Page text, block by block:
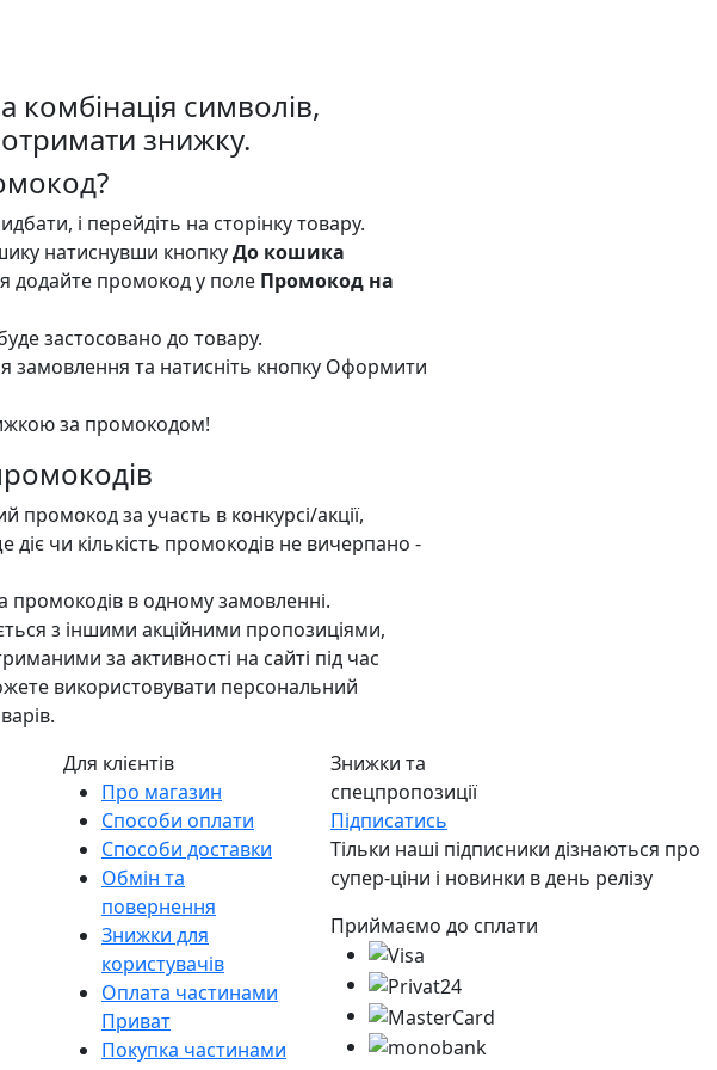
комбінація символів,
знижку.
і перейдіть на сторінку товару.
натиснувши кнопкуДо кошика
додайте промокод у поле Промокод на
застосовано до товару.
замовлення та натисніть кнопку Оформити
за промокодом!
за участь в конкурсі/акції,
чи кількість промокодів не вичерпано -
промокодів в одному замовленні.
з іншими акційними пропозиціями,
за активності на сайті під час
використовувати персональний
Для клієнтів
Про магазин
Способи оплати
Способи доставки
Обмін та
повернення
Знижки для
користувачів
Оплата частинами
Приват
Покупка частинами
Знижки та
спецпропозиції
Підписатись
Тільки наші підписники дізнаються про
супер-ціни і новинки в день релізу
Приймаємо до сплати